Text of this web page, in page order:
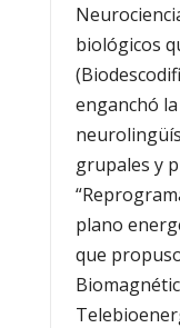
biológicos
enganchó
grupales y
plano
que